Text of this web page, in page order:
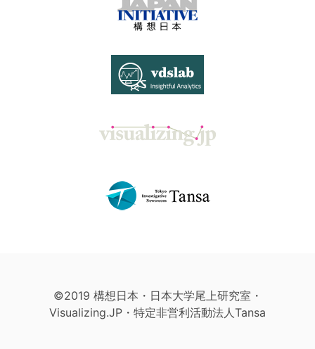
©2019 構想日本・日本大学尾上研究室・
Visualizing.JP・特定非営利活動法人Tansa